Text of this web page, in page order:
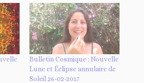
Bulletin Cosmique : Nouvelle
Lune et Éclipse annulaire de
Soleil 26-02-2017